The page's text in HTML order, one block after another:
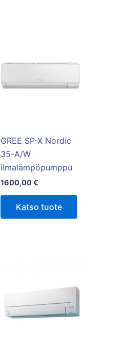
GREE SP-X Nordic
35-A/W
ilmalämpöpumppu
1600,00€
Katso tuote